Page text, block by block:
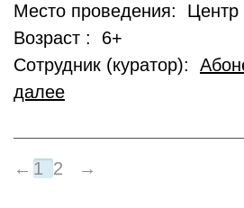
Место проведения: Центр
Возраст : 6+
Сотрудник (куратор):
далее
← 1 2 →